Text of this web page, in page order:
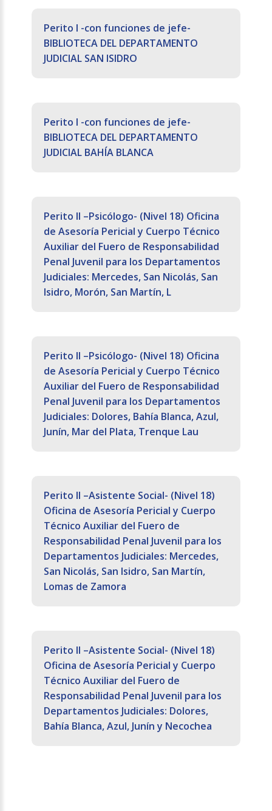
Perito I -con funciones de jefe-
BIBLIOTECA DEL DEPARTAMENTO
JUDICIAL SAN ISIDRO
Perito I -con funciones de jefe-
BIBLIOTECA DEL DEPARTAMENTO
JUDICIAL BAHÍA BLANCA
Perito II –Psicólogo- (Nivel 18) Oficina
de Asesoría Pericial y Cuerpo Técnico
Auxiliar del Fuero de Responsabilidad
Penal Juvenil para los Departamentos
Judiciales: Mercedes, San Nicolás, San
Isidro, Morón, San Martín, L
Perito II –Psicólogo- (Nivel 18) Oficina
de Asesoría Pericial y Cuerpo Técnico
Auxiliar del Fuero de Responsabilidad
Penal Juvenil para los Departamentos
Judiciales: Dolores, Bahía Blanca, Azul,
Junín, Mar del Plata, Trenque Lau
Perito II –Asistente Social- (Nivel 18)
Oficina de Asesoría Pericial y Cuerpo
Técnico Auxiliar del Fuero de
Responsabilidad Penal Juvenil para los
Departamentos Judiciales: Mercedes,
San Nicolás, San Isidro, San Martín,
Lomas de Zamora
Perito II –Asistente Social- (Nivel 18)
Oficina de Asesoría Pericial y Cuerpo
Técnico Auxiliar del Fuero de
Responsabilidad Penal Juvenil para los
Departamentos Judiciales: Dolores,
Bahía Blanca, Azul, Junín y Necochea